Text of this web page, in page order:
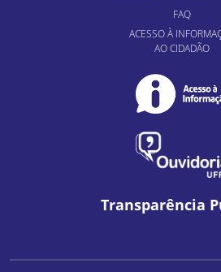
FAQ
ACESSO À
AO CIDADÃO
Transparência